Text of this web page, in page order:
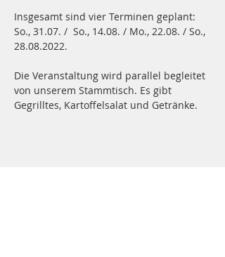
Insgesamt sind vier Terminen geplant:
So., 31.07. /  So., 14.08. / Mo., 22.08. / So.,
28.08.2022.
Die Veranstaltung wird parallel begleitet
von unserem Stammtisch. Es gibt
Gegrilltes, Kartoffelsalat und Getränke.